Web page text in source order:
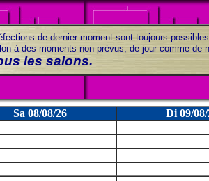
de dernier moment sont toujours
à des moments non prévus, de jour comme de
les salons.
Sa 08/08/26
Di 09/